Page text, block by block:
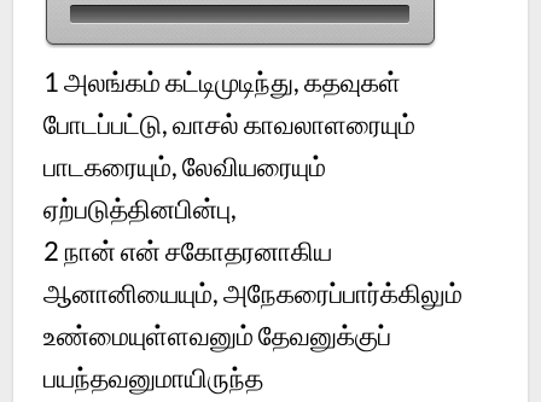
1 அலங்கம் கட்டிமுடிந்து, கதவுகள்
போடப்பட்டு, வாசல் காவலாளரையும்
பாடகரையும், லேவியரையும்
ஏற்படுத்தினபின்பு,
2 நான் என் சகோதரனாகிய
ஆனானியையும், அநேகரைப்பார்க்கிலும்
உண்மையுள்ளவனும் தேவனுக்குப்
பயந்தவனுமாயிருந்த